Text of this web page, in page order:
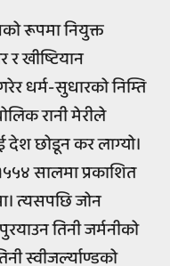
रूपमा नियुक्त
र खीष्टियान
धर्म-सुधारको निम्ति
रानी मेरीले
छोडून कर लाग्यो।
सालमा प्रकाशित
त्यसपछि जोन
तिनी जर्मनीको
स्वीजर्ल्याण्डको